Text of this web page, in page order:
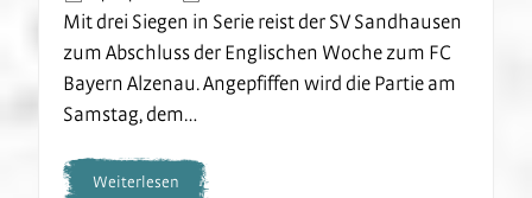
Mit drei Siegen in Serie reist der SV Sandhausen
zum Abschluss der Englischen Woche zum FC
Bayern Alzenau. Angepfiffen wird die Partie am
Samstag, dem…
Weiterlesen